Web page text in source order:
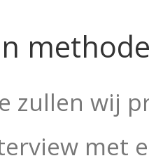
zullen wij
met